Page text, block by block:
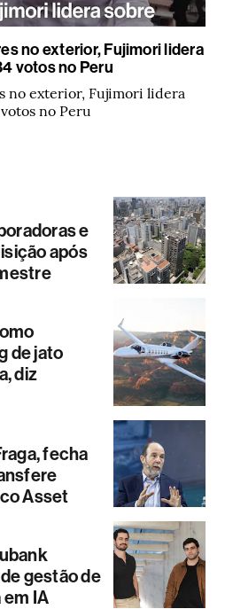
no exterior, Fujimori lidera
votos no Peru
no exterior, Fujimori lidera
no Peru
e
após
de jato
diz
fecha
Asset
gestão de
IA